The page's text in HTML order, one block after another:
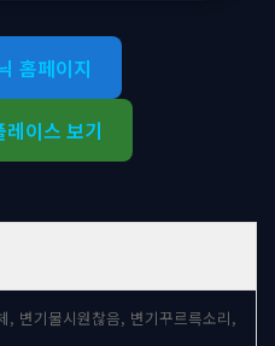
홈페이지
이스 보기
, 변기물시원찮음, 변기꾸르륵소리,